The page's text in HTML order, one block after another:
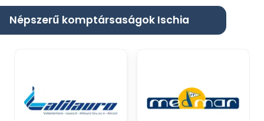
Népszerű komptársaságok Ischia